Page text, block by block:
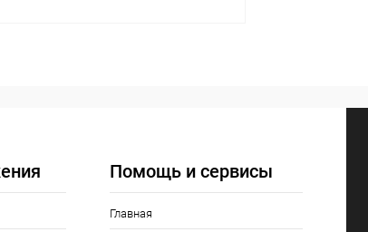
Помощь и сервисы
Главная